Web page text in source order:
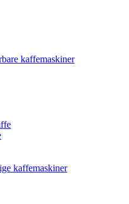
kaffemaskiner
kaffemaskiner